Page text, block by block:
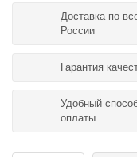
Доставка по
России
Гарантия
Удобный
оплаты